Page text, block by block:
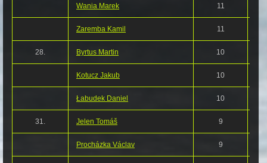
Wania Marek 11
Zaremba Kamil 11
28. Byrtus Martin 10
Kotucz Jakub 10
Łabudek Daniel 10
31. Jelen Tomáš 9
Procházka Václav 9